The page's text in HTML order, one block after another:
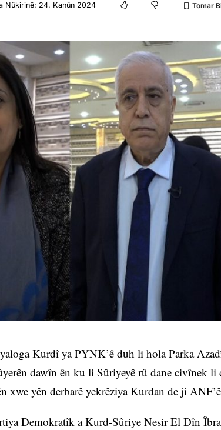
Nûkirinê: 24. Kanûn 2024
Kurdî ya PYNK’ê duh li hola Parka
dawîn ên ku li Sûriyeyê rû dane civînek li
xwe yên derbarê yekrêziya Kurdan de ji
Demokratîk a Kurd-Sûriye Nesir El Dîn